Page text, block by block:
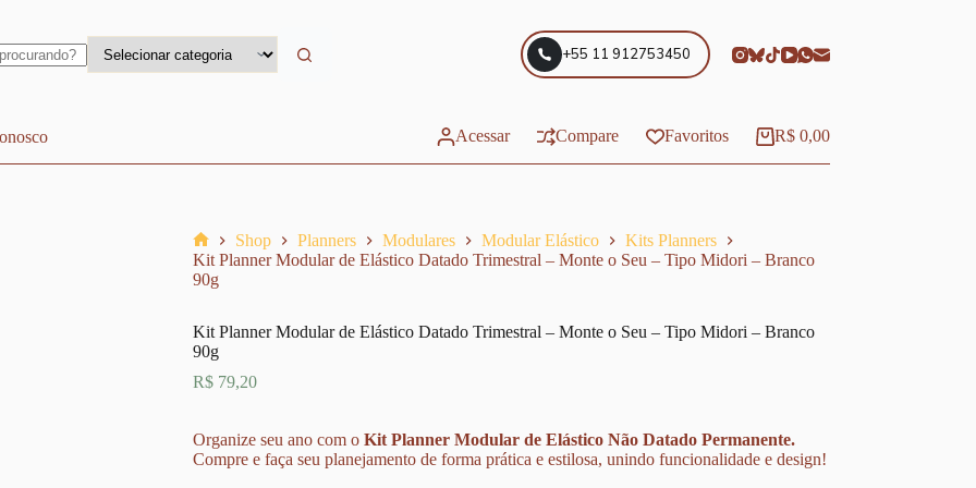
+55 11 912753450
Acessar Compare Favoritos Carrinho
R$0,00
Home
Shop Planners Modulares Modular Elástico
Kits Planners
Kit Planner Modular de Elástico Datado Trimestral – Monte o Seu – Tipo Midori – Branco
90g
Kit Planner Modular de Elástico Datado Trimestral – Monte o Seu – Tipo Midori – Branco
90g
R$79,20
Organize seu ano com o Kit Planner Modular de Elástico Não Datado Permanente.
Compre e faça seu planejamento de forma prática e estilosa, unindo funcionalidade e design!